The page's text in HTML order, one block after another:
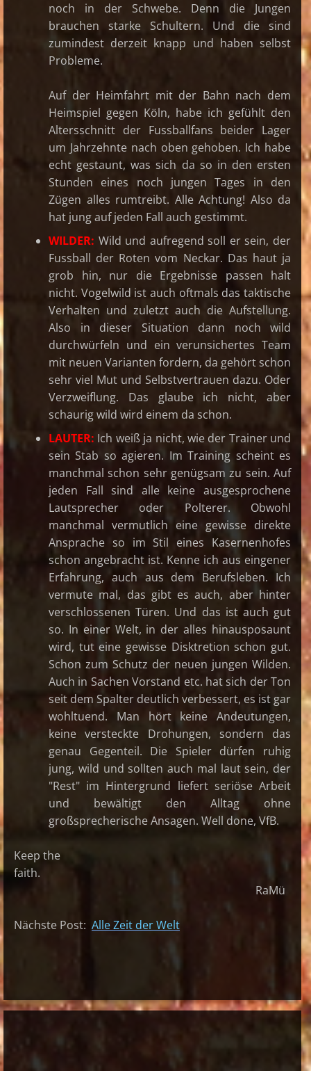
noch in der Schwebe. Denn die Jungen
brauchen starke Schultern. Und die sind
zumindest derzeit knapp und haben selbst
Probleme.
Auf der Heimfahrt mit der Bahn nach dem
Heimspiel gegen Köln, habe ich gefühlt den
Altersschnitt der Fussballfans beider Lager
um Jahrzehnte nach oben gehoben. Ich habe
echt gestaunt, was sich da so in den ersten
Stunden eines noch jungen Tages in den
Zügen alles rumtreibt. Alle Achtung! Also da
hat jung auf jeden Fall auch gestimmt.
WILDER: Wild und aufregend soll er sein, der
Fussball der Roten vom Neckar. Das haut ja
grob hin, nur die Ergebnisse passen halt
nicht. Vogelwild ist auch oftmals das taktische
Verhalten und zuletzt auch die Aufstellung.
Also in dieser Situation dann noch wild
durchwürfeln und ein verunsichertes Team
mit neuen Varianten fordern, da gehört schon
sehr viel Mut und Selbstvertrauen dazu. Oder
Verzweiflung. Das glaube ich nicht, aber
schaurig wild wird einem da schon.
LAUTER: Ich weiß ja nicht, wie der Trainer und
sein Stab so agieren. Im Training scheint es
manchmal schon sehr genügsam zu sein. Auf
jeden Fall sind alle keine ausgesprochene
Lautsprecher oder Polterer. Obwohl
manchmal vermutlich eine gewisse direkte
Ansprache so im Stil eines Kasernenhofes
schon angebracht ist. Kenne ich aus eingener
Erfahrung, auch aus dem Berufsleben. Ich
vermute mal, das gibt es auch, aber hinter
verschlossenen Türen. Und das ist auch gut
so. In einer Welt, in der alles hinausposaunt
wird, tut eine gewisse Disktretion schon gut.
Schon zum Schutz der neuen jungen Wilden.
Auch in Sachen Vorstand etc. hat sich der Ton
seit dem Spalter deutlich verbessert, es ist gar
wohltuend. Man hört keine Andeutungen,
keine versteckte Drohungen, sondern das
genau Gegenteil. Die Spieler dürfen ruhig
jung, wild und sollten auch mal laut sein, der
"Rest" im Hintergrund liefert seriöse Arbeit
und bewältigt den Alltag ohne
großsprecherische Ansagen. Well done, VfB.
Keep the
faith.
RaMü
Nächste Post: Alle Zeit der Welt